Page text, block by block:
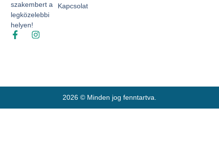
szakembert a
legközelebbi
helyen!
Kapcsolat
2026 © Minden jog fenntartva.